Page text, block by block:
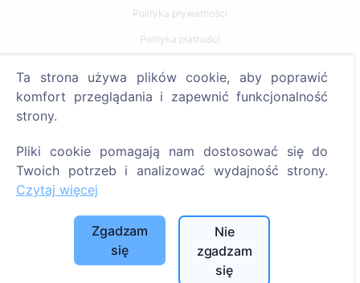
Polityka prywatności
Polityka płatności
Szukaj
Szukaj cmentarzy
SIA "CEMETY", LV40103618951
Ta strona używa plików cookie, aby poprawić
komfort przeglądania i zapewnić funkcjonalność
strony.
Pliki cookie pomagają nam dostosować się do
Twoich potrzeb i analizować wydajność strony.
Czytaj więcej
Zgadzam
się
Nie
zgadzam
się